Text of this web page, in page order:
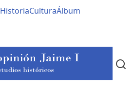
HistoriaCulturaÁlbum